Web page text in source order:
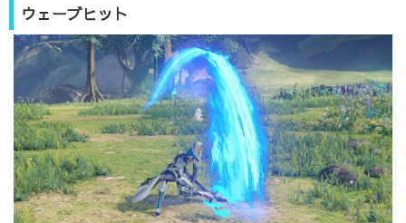
ウェーブヒット